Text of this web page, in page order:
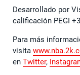
Desarrollado por
calificación PEGI
Para más
visita
en Twitter,